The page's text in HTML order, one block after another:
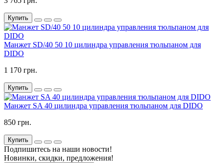
Купить
Манжет SD/40 50 10 цилиндра управления тюльпаном для
DIDO
1 170 грн.
Купить
Манжет SA 40 цилиндра управления тюльпаном для DIDO
850 грн.
Купить
Подпишитесь на наши новости!
Новинки, скидки, предложения!